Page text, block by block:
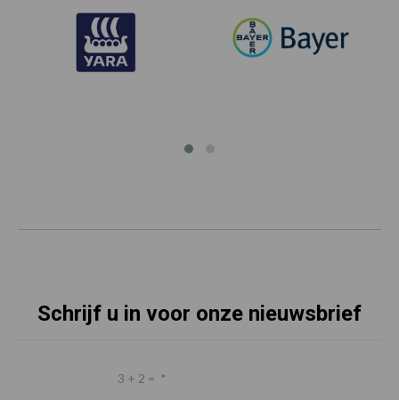
Schrijf u in voor onze nieuwsbrief
3 + 2 = *